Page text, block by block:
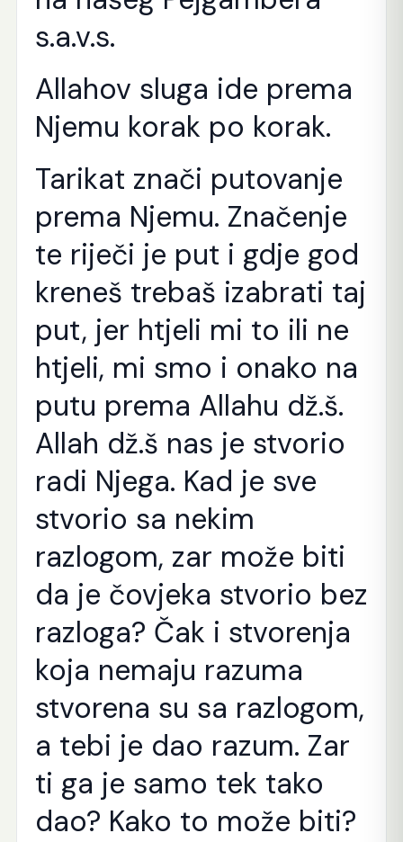
s.a.v.s.
Allahov sluga ide prema
Njemu korak po korak.
Tarikat znači putovanje
prema Njemu. Značenje
te riječi je put i gdje god
kreneš trebaš izabrati taj
put, jer htjeli mi to ili ne
htjeli, mi smo i onako na
putu prema Allahu dž.š.
Allah dž.š nas je stvorio
radi Njega. Kad je sve
stvorio sa nekim
razlogom, zar može biti
da je čovjeka stvorio bez
razloga? Čak i stvorenja
koja nemaju razuma
stvorena su sa razlogom,
a tebi je dao razum. Zar
ti ga je samo tek tako
dao? Kako to može biti?